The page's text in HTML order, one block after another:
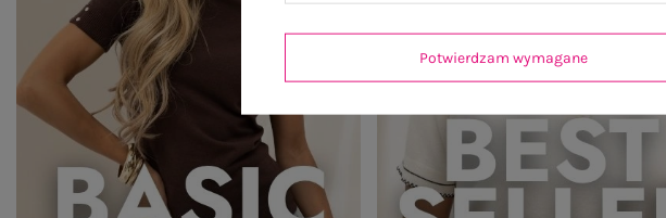
Potwierdzam wymagane